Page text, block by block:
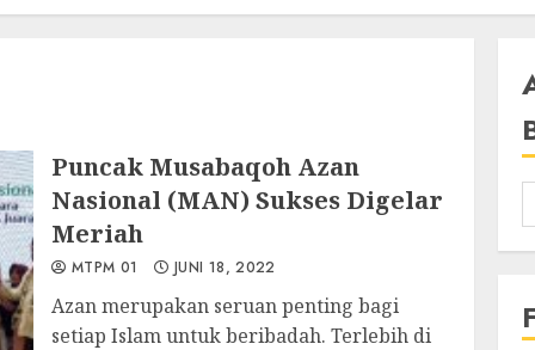
Puncak Musabaqoh Azan
Nasional (MAN) Sukses Digelar
Meriah
MTPM 01 JUNI 18, 2022
Azan merupakan seruan penting bagi
setiap Islam untuk beribadah. Terlebih di